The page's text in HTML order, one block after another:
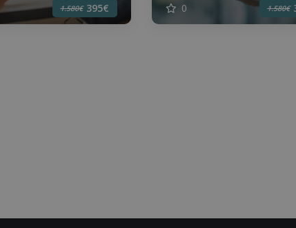
1.580€ 395€ 0 1.580€